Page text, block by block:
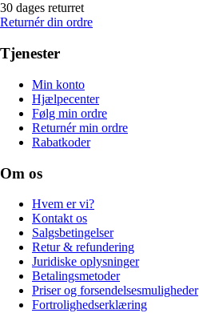
30 dages returret
Returnér din ordre
Tjenester
Min konto
Hjælpecenter
Følg min ordre
Returnér min ordre
Rabatkoder
Om os
Hvem er vi?
Kontakt os
Salgsbetingelser
Retur & refundering
Juridiske oplysninger
Betalingsmetoder
Priser og forsendelsesmuligheder
Fortrolighedserklæring